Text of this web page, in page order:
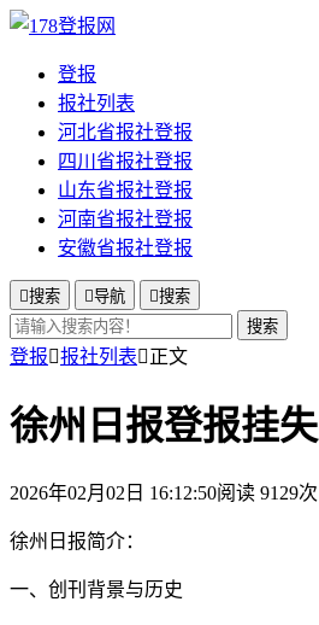
登报
报社列表
河北省报社登报
四川省报社登报
山东省报社登报
河南省报社登报
安徽省报社登报
搜索 导航 搜索
搜索
登报报社列表正文
徐州日报登报挂失
2026年02月02日 16:12:50阅读 9129次
徐州日报简介：
一、创刊背景与历史